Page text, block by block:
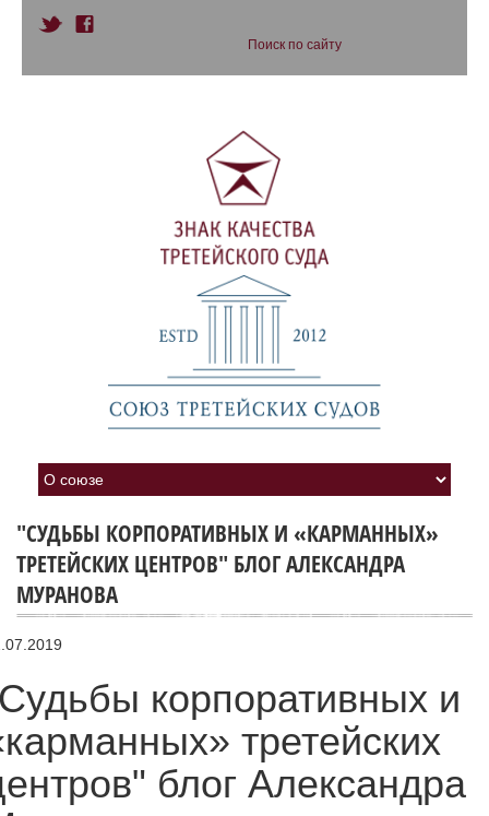
"СУДЬБЫ КОРПОРАТИВНЫХ И «КАРМАННЫХ»
ТРЕТЕЙСКИХ ЦЕНТРОВ" БЛОГ АЛЕКСАНДРА
МУРАНОВА
корпоративных и
третейских
блог Александра